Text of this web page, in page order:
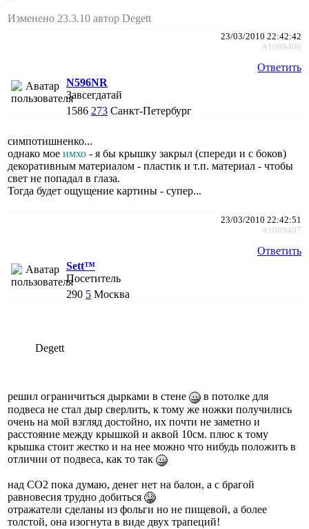
Изменено 23.3.10 автор Degett
23/03/2010 22:42:42
#1089406
Ответить
N596NR
Завсегдатай
1586 273 Санкт-Петербург
симпотишненко...
однако мое имхо - я бы крышку закрыл (спереди и с боков)
декоративным материалом - пластик и т.п. материал - чтобы
свет не попадал в глаза.
Тогда будет ощущение картины - супер...
23/03/2010 22:42:51
#1089407
Ответить
Sett™
Посетитель
290 5 Москва
Degett
решил ограничиться дырками в стене
в потолке для
подвеса не стал дыр сверлить, к тому же ножки получились
очень на мой взгляд достойно, их почти не заметно и
расстояние между крышкой и аквой 10см. плюс к тому
крышка стоит жестко и на нее можно что нибудь положить в
отличии от подвеса, как то так
над СО2 пока думаю, денег нет на балон, а с брагой
равновесия трудно добиться
отражатели сделаны из фольги но не пищевой, а более
толстой, она изогнута в виде двух трапеций!